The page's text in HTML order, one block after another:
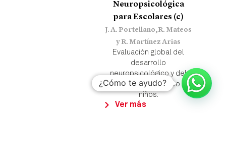
Neuropsicológica
para Escolares (c)
J. A. Portellano,R. Mateos
y R. Martínez Arias
Evaluación global del
desarrollo
neuropsicológico y del
rendimiento cognitivo en
niños.
Ver más
¿Cómo te ayudo?